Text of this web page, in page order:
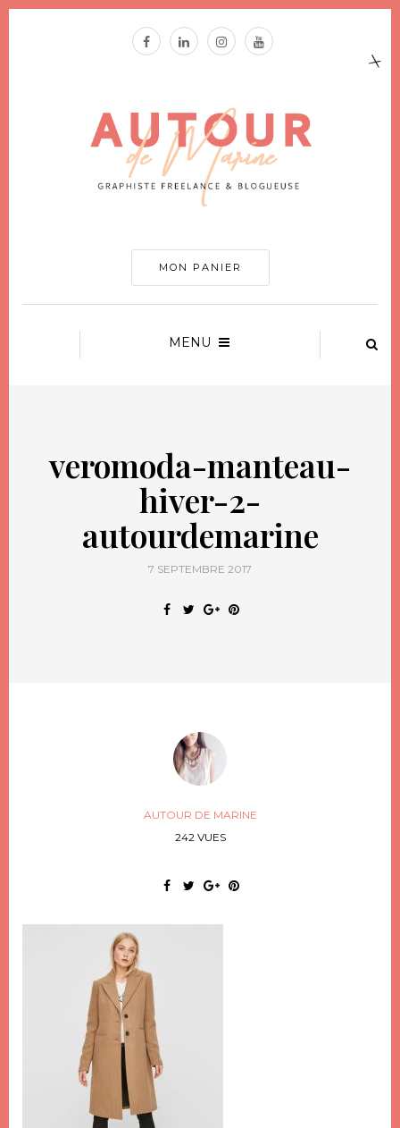
MON PANIER
MENU
veromoda-manteau-
hiver-2-
autourdemarine
7 SEPTEMBRE 2017
AUTOUR DE MARINE
242 VUES